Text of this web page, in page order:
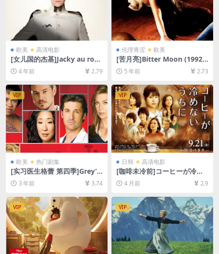
欧美 高清电影
[女儿国的杰基]Jacky au roya
ume des filles (2014)[百度
网盘+迅雷云盘资源1080P超
清未删减][MP4/5.2GB][中英
字幕]
4 年前 2.79
伦理青涩 欧美
[苦月亮]Bitter Moon (1992)
[百度网盘+迅雷云盘资源1080
P超清未删减][MP4/7.1GB][原
声中字]【视频文件+防和谐压
缩包（含解压密码）】
5 年前 2.73
VIP
欧美 热门剧集
[实习医生格蕾 第四季]Grey’s
Anatomy Season 4 (2007)
[百度网盘+夸克网盘1080P超
清未删减资源][网盘在线播放/
下载][MP4/47GB][奈飞官方
中字]
3 年前 3.74
VIP
日韩 高清电影
[咖啡未冷前]コーヒーが冷め
ないうちに (2018)[百度网盘
+夸克网盘1080P超清未删减
资源][网盘在线播放/下载][MP
4/7.9GB][中文字幕]
4 月前 2.9
VIP VIP